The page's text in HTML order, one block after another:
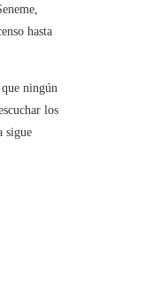
hasta
ningún
los
sigue